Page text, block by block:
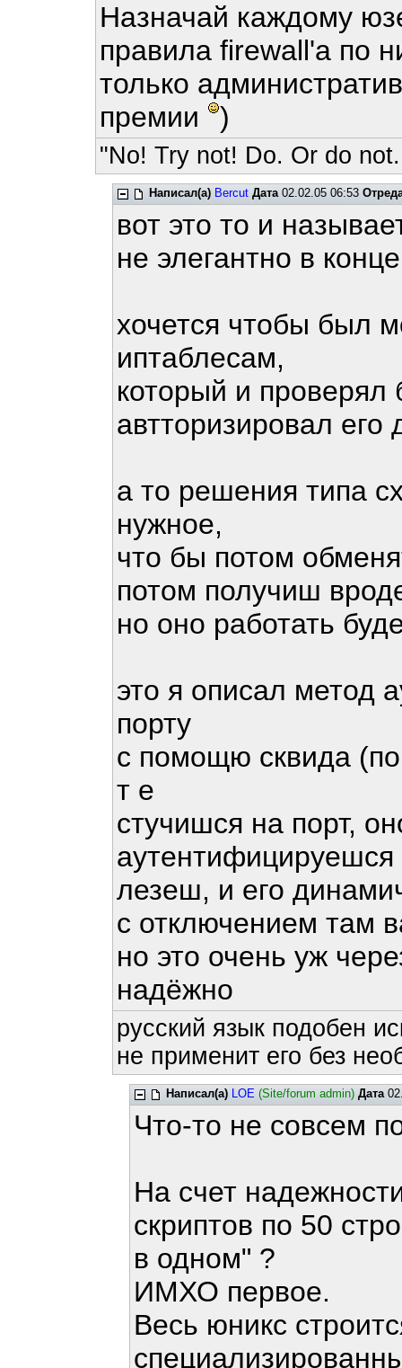
Назначай каждому
правила firewall'а по
только
премии
)
"No! Try not! Do. Or do
Написал(а) Bercut Дата02.02.05 06:53
вот это то и
не элегантно в
хочется чтобы был
иптаблесам,
который и
автторизировал его
а то решения типа
нужное,
что бы потом
потом получиш
но оно работать
это я описал метод
порту
с помощю сквида
т е
стучишся на порт,
аутентифицируешся
лезеш, и его
с отключением там
но это очень уж
надёжно
русский язык подобен
не применит его без
Написал(а) LOE (Site/forum admin) Дата
Что-то не совсем
На счет
скриптов по 50
в одном" ?
ИМХО первое.
Весь юникс